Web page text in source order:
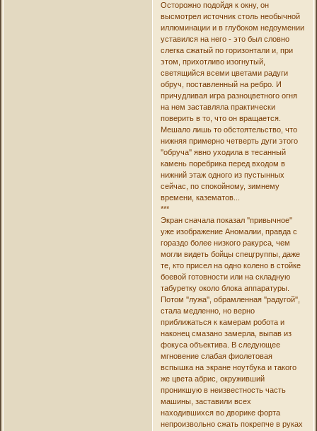
Осторожно подойдя к окну, он
высмотрел источник столь необычной
иллюминации и в глубоком недоумении
уставился на него - это был словно
слегка сжатый по горизонтали и, при
этом, прихотливо изогнутый,
светящийся всеми цветами радуги
обруч, поставленный на ребро. И
причудливая игра разноцветного огня
на нем заставляла практически
поверить в то, что он вращается.
Мешало лишь то обстоятельство, что
нижняя примерно четверть дуги этого
''обруча'' явно уходила в тесанный
камень поребрика перед входом в
нижний этаж одного из пустынных
сейчас, по спокойному, зимнему
времени, казематов...
***
Экран сначала показал ''привычное''
уже изображение Аномалии, правда с
гораздо более низкого ракурса, чем
могли видеть бойцы спецгруппы, даже
те, кто присел на одно колено в стойке
боевой готовности или на складную
табуретку около блока аппаратуры.
Потом ''лужа'', обрамленная ''радугой'',
стала медленно, но верно
приближаться к камерам робота и
наконец смазано замерла, выпав из
фокуса объектива. В следующее
мгновение слабая фиолетовая
вспышка на экране ноутбука и такого
же цвета абрис, окруживший
проникшую в неизвестность часть
машины, заставили всех
находившихся во дворике форта
непроизвольно сжать покрепче в руках